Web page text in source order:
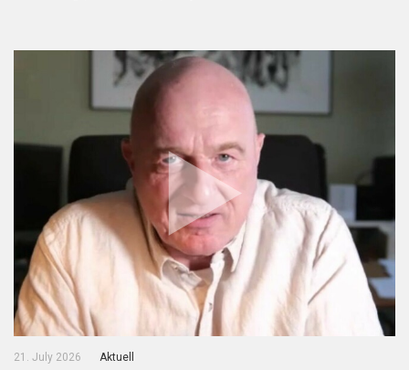
21. July 2026 Aktuell